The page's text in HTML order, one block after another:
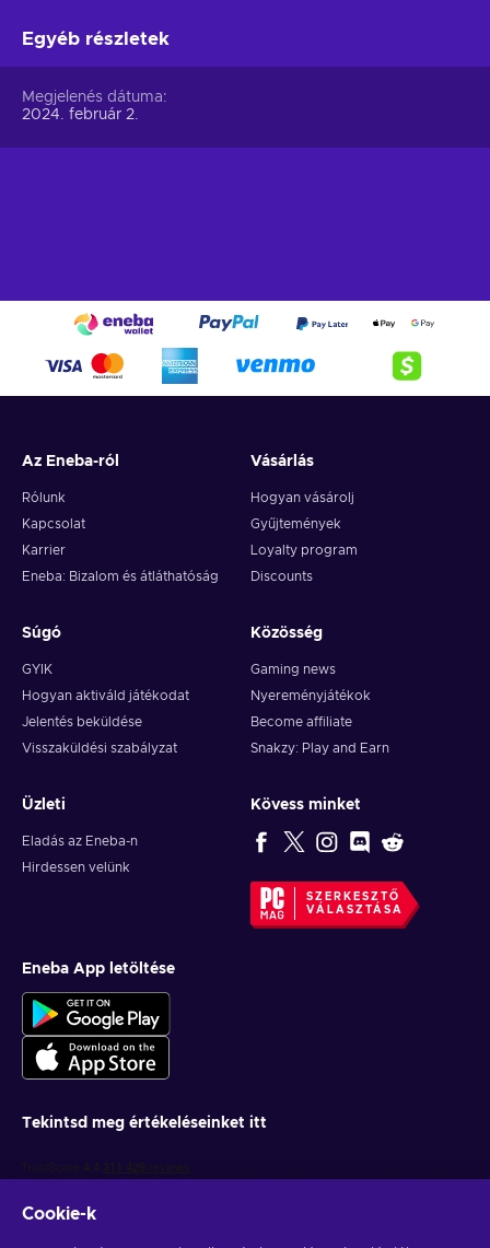
Egyéb részletek
Megjelenés dátuma
2024. február 2.
Az Eneba-ról
Rólunk
Kapcsolat
Karrier
Eneba: Bizalom és átláthatóság
Vásárlás
Hogyan vásárolj
Gyűjtemények
Loyalty program
Discounts
Súgó
GYIK
Hogyan aktiváld játékodat
Jelentés beküldése
Visszaküldési szabályzat
Közösség
Gaming news
Nyereményjátékok
Become affiliate
Snakzy: Play and Earn
Üzleti
Eladás az Eneba-n
Hirdessen velünk
Kövess minket
SZERKESZTŐ
VÁLASZTÁSA
Eneba App letöltése
Tekintsd meg értékeléseinket itt
Cookie-k